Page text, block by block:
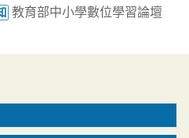
教育部中小學數位學習論壇